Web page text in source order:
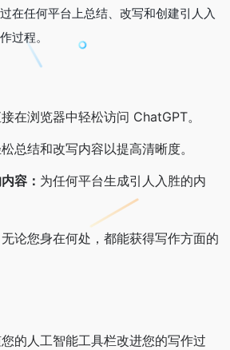
在任何平台上总结、改写和创建引人入
过程。
在浏览器中轻松访问 ChatGPT。
总结和改写内容以提高清晰度。
容： 为任何平台生成引人入胜的内
无论您身在何处，都能获得写作方面的
的人工智能工具栏改进您的写作过